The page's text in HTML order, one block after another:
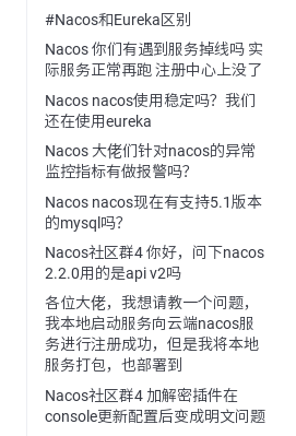
#Nacos和Eureka区别
Nacos 你们有遇到服务掉线吗 实
际服务正常再跑 注册中心上没了
Nacos nacos使用稳定吗？我们
还在使用eureka
Nacos 大佬们针对nacos的异常
监控指标有做报警吗？
Nacos nacos现在有支持5.1版本
的mysql吗？
Nacos社区群4 你好，问下nacos
2.2.0用的是api v2吗
各位大佬，我想请教一个问题，
我本地启动服务向云端nacos服
务进行注册成功，但是我将本地
服务打包，也部署到
Nacos社区群4 加解密插件在
console更新配置后变成明文问题